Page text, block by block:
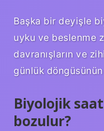
Başka bir deyişle
uyku ve beslenme
davranışların ve
günlük döngüsünün
Biyolojik
bozulur?